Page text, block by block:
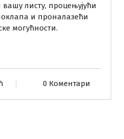
вашу листу, процењујући
и проналазећи
могућности.
0 Коментари